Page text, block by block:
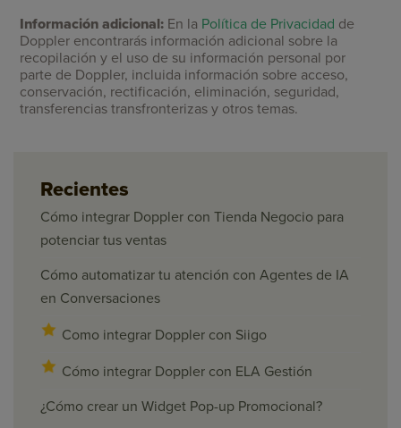
Información adicional: En la Política de Privacidad de
Doppler encontrarás información adicional sobre la
recopilación y el uso de su información personal por
parte de Doppler, incluida información sobre acceso,
conservación, rectificación, eliminación, seguridad,
transferencias transfronterizas y otros temas.
Recientes
Cómo integrar Doppler con Tienda Negocio para
potenciar tus ventas
Cómo automatizar tu atención con Agentes de IA
en Conversaciones
Como integrar Doppler con Siigo
Cómo integrar Doppler con ELA Gestión
¿Cómo crear un Widget Pop-up Promocional?